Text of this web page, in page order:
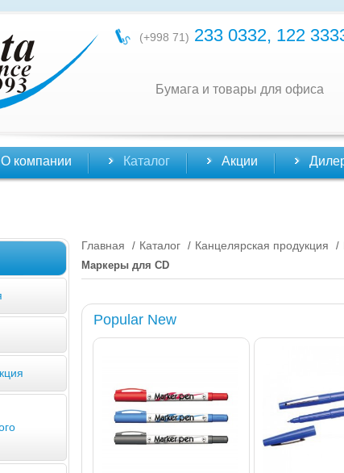
(+998 71) 233 0332, 122
Бумага и товары для офиса
О компании Каталог Акции
Главная / Каталог / Канцелярская продукция /
Маркеры для CD
Popular New